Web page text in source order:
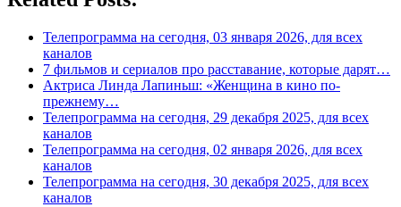
Телепрограмма на сегодня, 03 января 2026, для всех
каналов
7 фильмов и сериалов про расставание, которые дарят…
Актриса Линда Лапиньш: «Женщина в кино по-
прежнему…
Телепрограмма на сегодня, 29 декабря 2025, для всех
каналов
Телепрограмма на сегодня, 02 января 2026, для всех
каналов
Телепрограмма на сегодня, 30 декабря 2025, для всех
каналов